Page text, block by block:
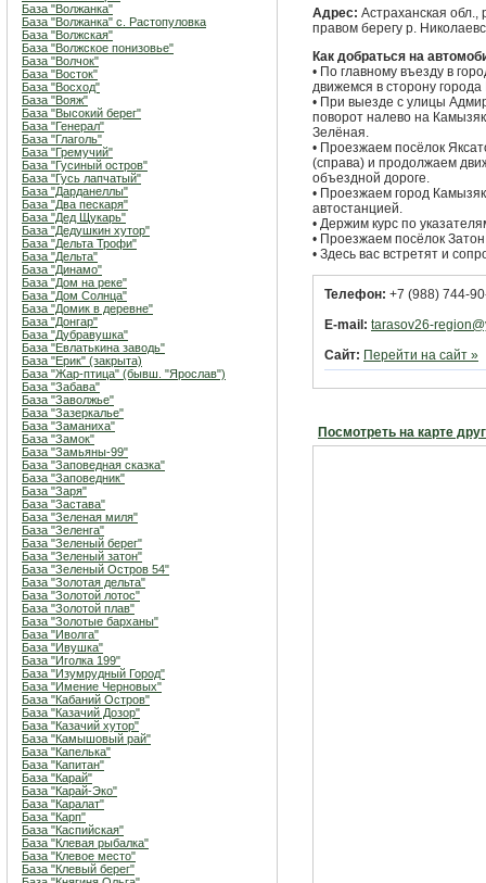
База "Волжанка"
База "Волжанка" с. Растопуловка
База "Волжская"
База "Волжское понизовье"
База "Волчок"
База "Восток"
База "Восход"
База "Вояж"
База "Высокий берег"
База "Генерал"
База "Глаголь"
База "Гремучий"
База "Гусиный остров"
База "Гусь лапчатый"
База "Дарданеллы"
База "Два пескаря"
База "Дед Щукарь"
База "Дедушкин хутор"
База "Дельта Трофи"
База "Дельта"
База "Динамо"
База "Дом на реке"
База "Дом Солнца"
База "Домик в деревне"
База "Донгар"
База "Дубравушка"
База "Евлатькина заводь"
База "Ерик" (закрыта)
База "Жар-птица" (бывш. "Ярослав")
База "Забава"
База "Заволжье"
База "Зазеркалье"
База "Заманиха"
База "Замок"
База "Замьяны-99"
База "Заповедная сказка"
База "Заповедник"
База "Заря"
База "Застава"
База "Зеленая миля"
База "Зеленга"
База "Зеленый берег"
База "Зеленый затон"
База "Зеленый Остров 54"
База "Золотая дельта"
База "Золотой лотос"
База "Золотой плав"
База "Золотые барханы"
База "Иволга"
База "Ивушка"
База "Иголка 199"
База "Изумрудный Город"
База "Имение Черновых"
База "Кабаний Остров"
База "Казачий Дозор"
База "Казачий хутор"
База "Камышовый рай"
База "Капелька"
База "Капитан"
База "Карай"
База "Карай-Эко"
База "Каралат"
База "Карп"
База "Каспийская"
База "Клевая рыбалка"
База "Клевое место"
База "Клевый берег"
Адрес: Астраханская обл.,
правом берегу р.
Как добраться на
• По главному въезду в
движемся в сторону
• При выезде с улицы
поворот налево на
Зелёная.
• Проезжаем посёлок
(справа) и продолжаем
объездной дороге.
• Проезжаем город
автостанцией.
• Держим курс по
• Проезжаем посёлок
• Здесь вас встретят и
Телефон: +7 (988) 744-
E-mail: tarasov26-
Сайт: Перейти на сайт »
Посмотреть на карте